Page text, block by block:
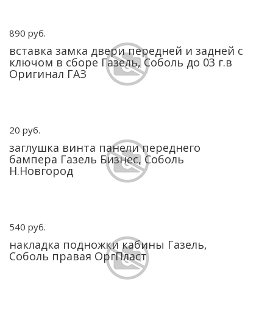
890 руб.
вставка замка двери передней и задней с
ключом в сборе Газель, Соболь до 03 г.в
Оригинал ГАЗ
20 руб.
заглушка винта панели переднего
бампера Газель Бизнес, Соболь
Н.Новгород
540 руб.
накладка подножки кабины Газель,
Соболь правая ОргПласт